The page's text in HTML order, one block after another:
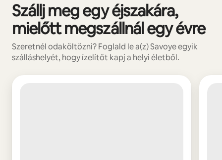
Szállj meg egy éjszakára,
mielőtt megszállnál egy évre
Szeretnél odaköltözni? Foglald le a(z) Savoye egyik
szálláshelyét, hogy ízelítőt kapj a helyi életből.
0/0 elem megjelenítve